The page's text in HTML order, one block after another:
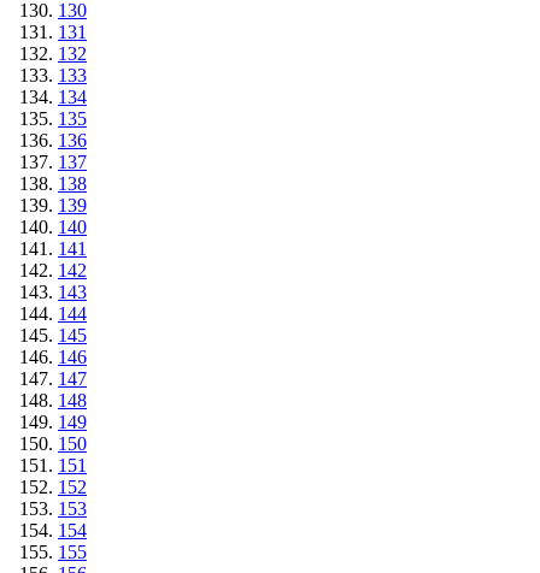
130
131
132
133
134
135
136
137
138
139
140
141
142
143
144
145
146
147
148
149
150
151
152
153
154
155